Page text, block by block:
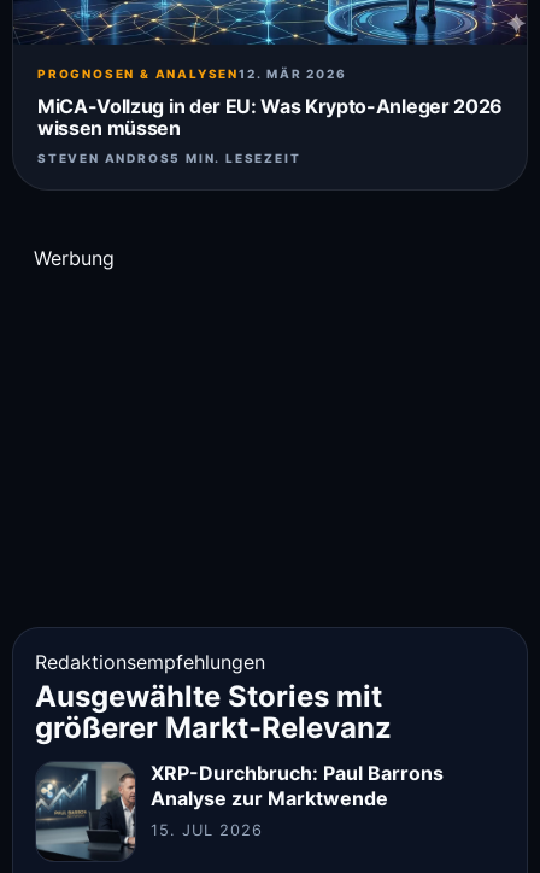
PROGNOSEN & ANALYSEN12. MÄR 2026
MiCA-Vollzug in der EU: Was Krypto-Anleger 2026
wissen müssen
STEVEN ANDROS5 MIN. LESEZEIT
Werbung
Redaktionsempfehlungen
Ausgewählte Stories mit
größerer Markt-Relevanz
XRP-Durchbruch: Paul Barrons
Analyse zur Marktwende
15. JUL 2026